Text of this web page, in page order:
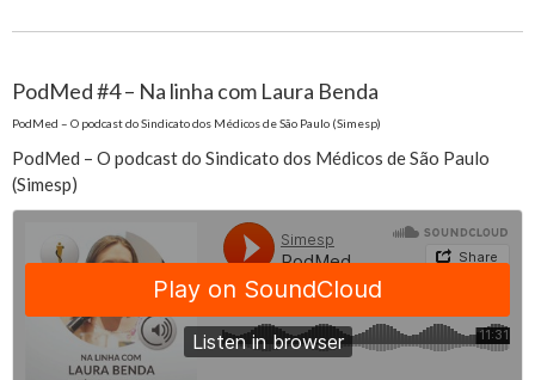
PodMed #4 – Na linha com Laura Benda
PodMed – O podcast do Sindicato dos Médicos de São Paulo (Simesp)
PodMed – O podcast do Sindicato dos Médicos de São Paulo
(Simesp)